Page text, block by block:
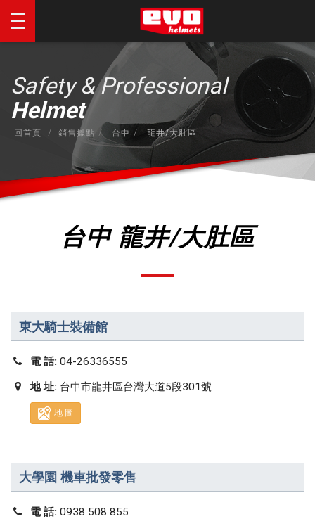
Safety & Professional
Helmet
回首頁 銷售據點 台中 龍井/大肚區
台中 龍井/大肚區
東大騎士裝備館
電 話: 04-26336555
地 址: 台中市龍井區台灣大道5段301號
地 圖
大學園 機車批發零售
電 話: 0938 508 855